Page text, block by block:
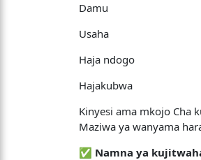
Damu
Usaha
Haja ndogo
Hajakubwa
Kinyesi ama mkojo Cha
Maziwa ya wanyama
✅ Namna ya